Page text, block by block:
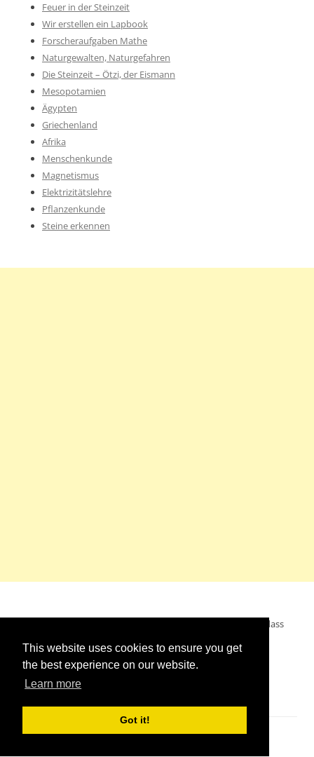
This website uses cookies to ensure you get
the best experience on our website.
Learn more
Got it!
Feuer in der Steinzeit
Wir erstellen ein Lapbook
Forscheraufgaben Mathe
Naturgewalten, Naturgefahren
Die Steinzeit – Ötzi, der Eismann
Mesopotamien
Ägypten
Griechenland
Afrika
Menschenkunde
Magnetismus
Elektrizitätslehre
Pflanzenkunde
Steine erkennen
Mein Wunsch: dass alle Menschen ohne Krieg leben dürfen, dass
alle Menschen den Krieg verurteilen und sich von den
Kriegstreibern abwenden. Das wünsche ich mir.